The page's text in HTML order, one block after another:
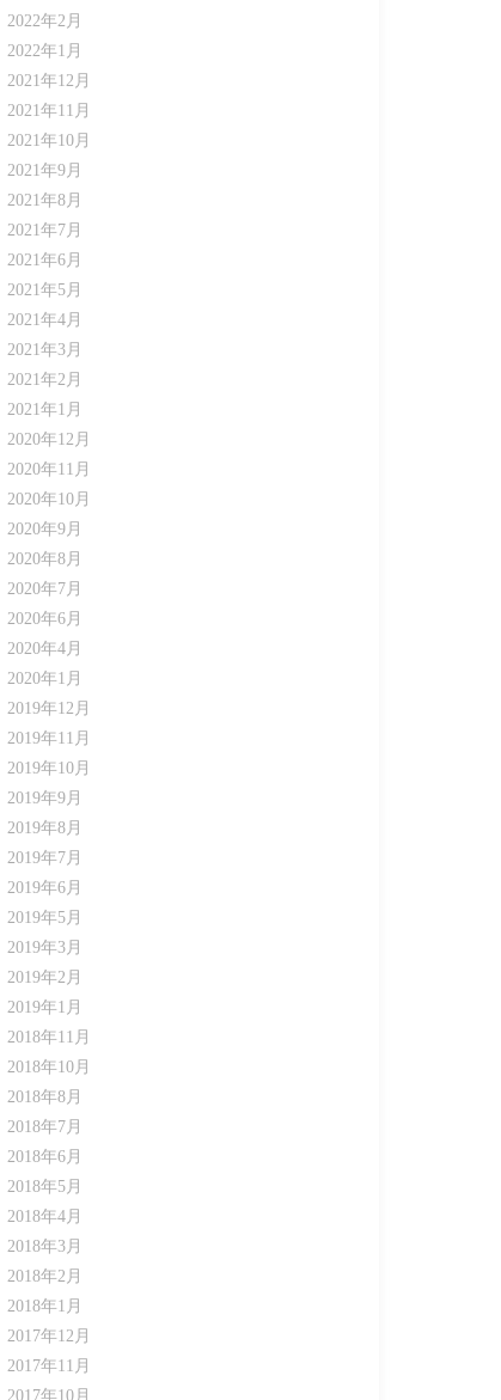
2022年2月
2022年1月
2021年12月
2021年11月
2021年10月
2021年9月
2021年8月
2021年7月
2021年6月
2021年5月
2021年4月
2021年3月
2021年2月
2021年1月
2020年12月
2020年11月
2020年10月
2020年9月
2020年8月
2020年7月
2020年6月
2020年4月
2020年1月
2019年12月
2019年11月
2019年10月
2019年9月
2019年8月
2019年7月
2019年6月
2019年5月
2019年3月
2019年2月
2019年1月
2018年11月
2018年10月
2018年8月
2018年7月
2018年6月
2018年5月
2018年4月
2018年3月
2018年2月
2018年1月
2017年12月
2017年11月
2017年10月